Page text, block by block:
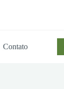
Contato